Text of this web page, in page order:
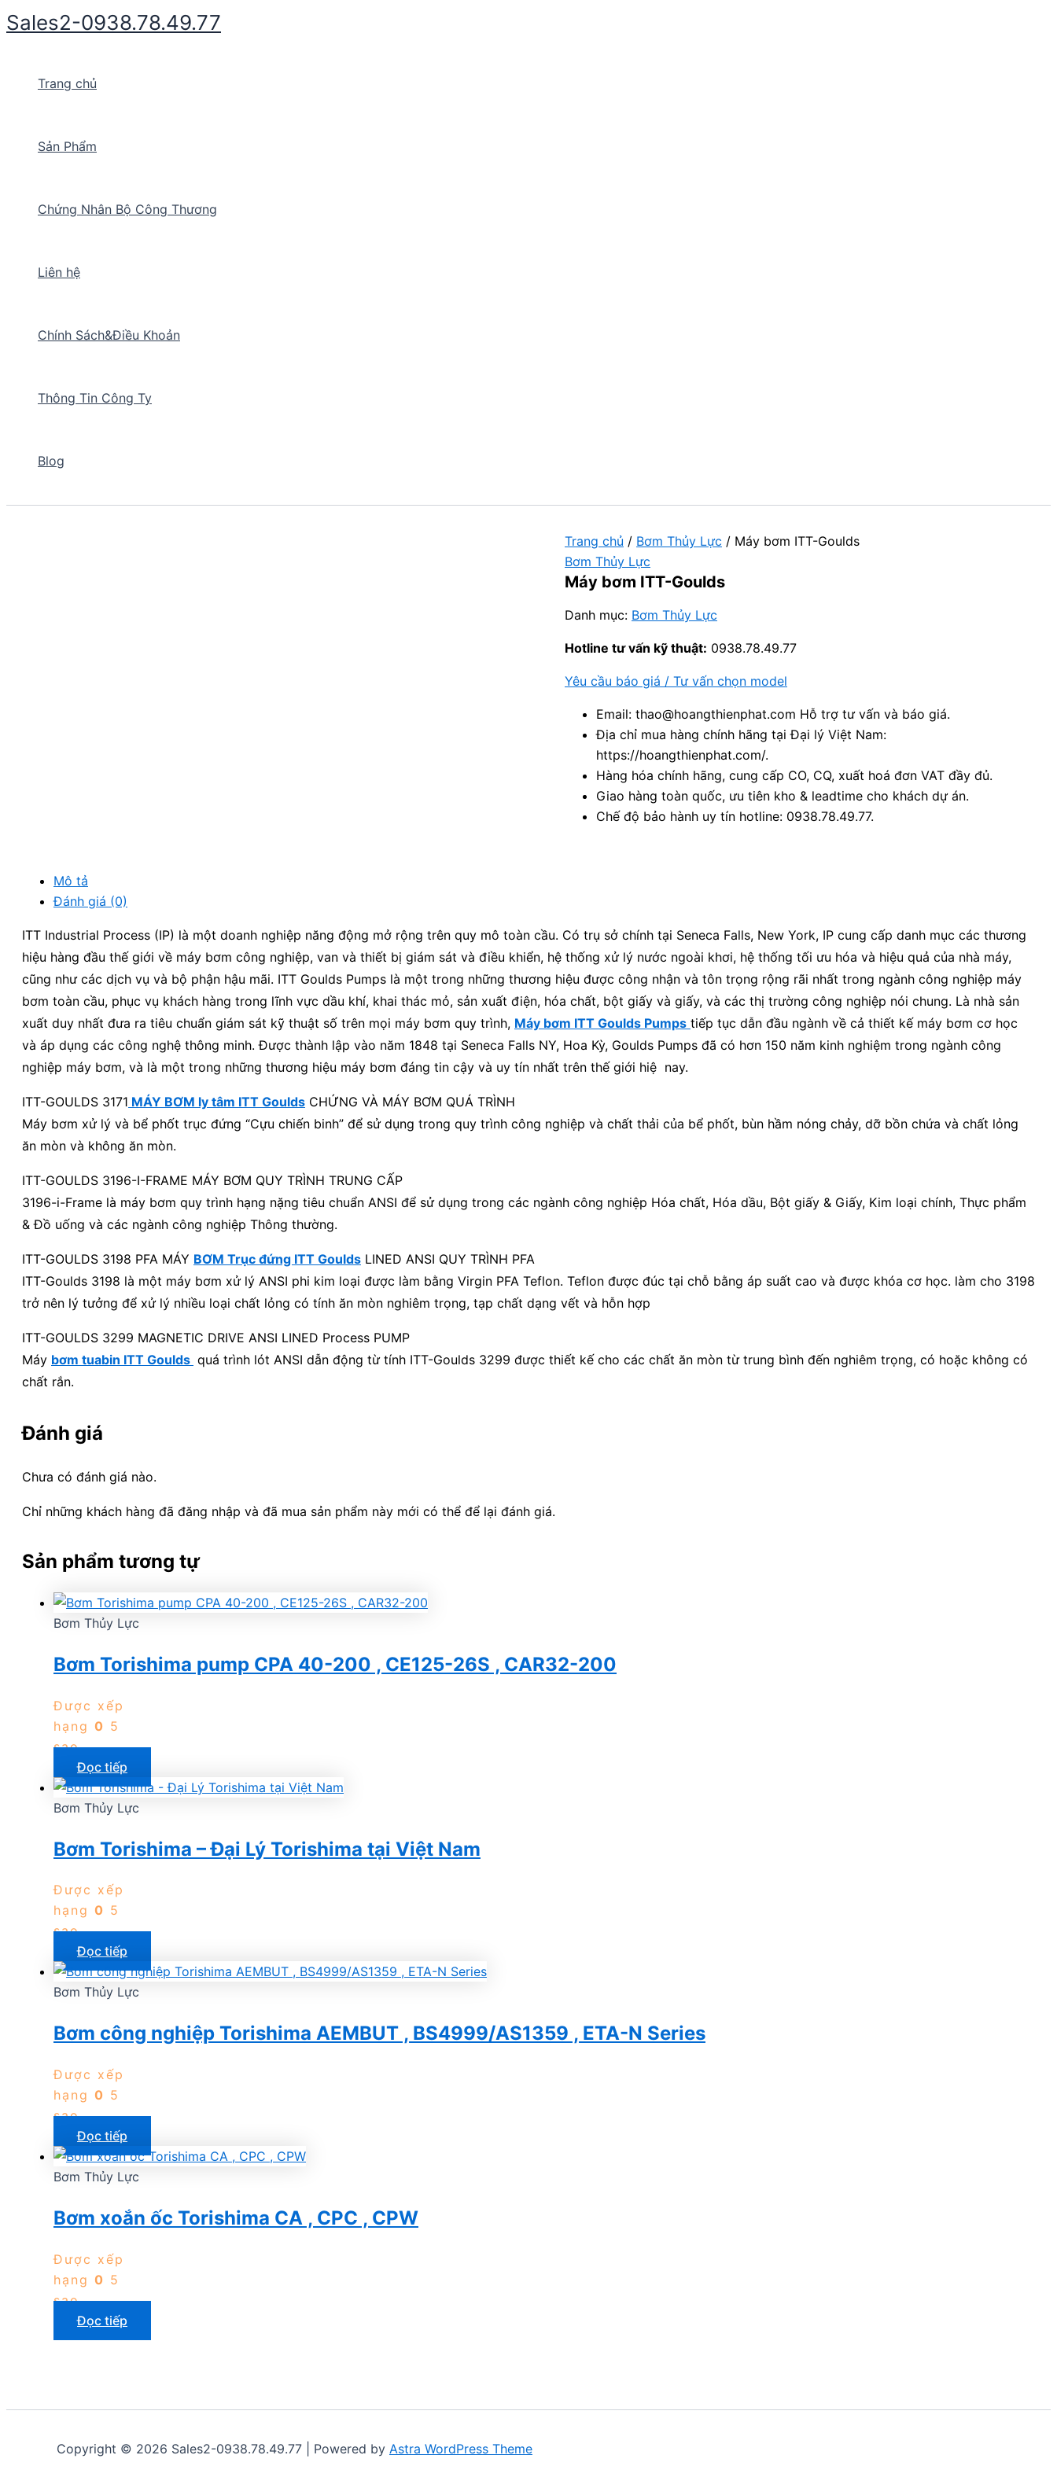
Nhảy
tới
Sales2-0938.78.49.77
Trang chủ
Sản Phẩm
Chứng Nhân Bộ Công Thương
Liên hệ
Chính Sách&Điều Khoản
Thông Tin Công Ty
Blog
Trang chủ / Bơm Thủy Lực / Máy bơm ITT-Goulds
Bơm Thủy Lực
Máy bơm ITT-Goulds
Danh mục: Bơm Thủy Lực
Hotline tư vấn kỹ thuật: 0938.78.49.77
Yêu cầu báo giá / Tư vấn chọn model
Email: thao@hoangthienphat.com Hỗ trợ tư vấn và báo giá.
Địa chỉ mua hàng chính hãng tại Đại lý Việt Nam:
https://hoangthienphat.com/.
Hàng hóa chính hãng, cung cấp CO, CQ, xuất hoá đơn VAT đầy đủ.
Giao hàng toàn quốc, ưu tiên kho & leadtime cho khách dự án.
Chế độ bảo hành uy tín hotline: 0938.78.49.77.
Mô tả
Đánh giá (0)
ITT Industrial Process (IP) là một doanh nghiệp năng động mở rộng trên quy mô toàn cầu. Có trụ sở chính tại Seneca Falls, New York, IP cung cấp danh mục các thương
hiệu hàng đầu thế giới về máy bơm công nghiệp, van và thiết bị giám sát và điều khiển, hệ thống xử lý nước ngoài khơi, hệ thống tối ưu hóa và hiệu quả của nhà máy,
cũng như các dịch vụ và bộ phận hậu mãi. ITT Goulds Pumps là một trong những thương hiệu được công nhận và tôn trọng rộng rãi nhất trong ngành công nghiệp máy
bơm toàn cầu, phục vụ khách hàng trong lĩnh vực dầu khí, khai thác mỏ, sản xuất điện, hóa chất, bột giấy và giấy, và các thị trường công nghiệp nói chung. Là nhà sản
xuất duy nhất đưa ra tiêu chuẩn giám sát kỹ thuật số trên mọi máy bơm quy trình, Máy bơm ITT Goulds Pumps tiếp tục dẫn đầu ngành về cả thiết kế máy bơm cơ học
và áp dụng các công nghệ thông minh. Được thành lập vào năm 1848 tại Seneca Falls NY, Hoa Kỳ, Goulds Pumps đã có hơn 150 năm kinh nghiệm trong ngành công
nghiệp máy bơm, và là một trong những thương hiệu máy bơm đáng tin cậy và uy tín nhất trên thế giới hiệ nay.
ITT-GOULDS 3171 MÁY BƠM ly tâm ITT Goulds CHỨNG VÀ MÁY BƠM QUÁ TRÌNH
Máy bơm xử lý và bể phốt trục đứng “Cựu chiến binh” để sử dụng trong quy trình công nghiệp và chất thải của bể phốt, bùn hầm nóng chảy, dỡ bồn chứa và chất lỏng
ăn mòn và không ăn mòn.
ITT-GOULDS 3196-I-FRAME MÁY BƠM QUY TRÌNH TRUNG CẤP
3196-i-Frame là máy bơm quy trình hạng nặng tiêu chuẩn ANSI để sử dụng trong các ngành công nghiệp Hóa chất, Hóa dầu, Bột giấy & Giấy, Kim loại chính, Thực phẩm
& Đồ uống và các ngành công nghiệp Thông thường.
ITT-GOULDS 3198 PFA MÁY BƠM Trục đứng ITT Goulds LINED ANSI QUY TRÌNH PFA
ITT-Goulds 3198 là một máy bơm xử lý ANSI phi kim loại được làm bằng Virgin PFA Teflon. Teflon được đúc tại chỗ bằng áp suất cao và được khóa cơ học. làm cho 3198
trở nên lý tưởng để xử lý nhiều loại chất lỏng có tính ăn mòn nghiêm trọng, tạp chất dạng vết và hỗn hợp
ITT-GOULDS 3299 MAGNETIC DRIVE ANSI LINED Process PUMP
Máy bơm tuabin ITT Goulds quá trình lót ANSI dẫn động từ tính ITT-Goulds 3299 được thiết kế cho các chất ăn mòn từ trung bình đến nghiêm trọng, có hoặc không có
chất rắn.
Đánh giá
Chưa có đánh giá nào.
Chỉ những khách hàng đã đăng nhập và đã mua sản phẩm này mới có thể để lại đánh giá.
Sản phẩm tương tự
Bơm Thủy Lực
Bơm Torishima pump CPA 40-200 , CE125-26S , CAR32-200
Được xếp
hạng 0 5
sao
Đọc tiếp
Bơm Thủy Lực
Bơm Torishima – Đại Lý Torishima tại Việt Nam
Được xếp
hạng 0 5
sao
Đọc tiếp
Bơm Thủy Lực
Bơm công nghiệp Torishima AEMBUT , BS4999/AS1359 , ETA-N Series
Được xếp
hạng 0 5
sao
Đọc tiếp
Bơm Thủy Lực
Bơm xoắn ốc Torishima CA , CPC , CPW
Được xếp
hạng 0 5
sao
Đọc tiếp
Copyright © 2026 Sales2-0938.78.49.77 | Powered by Astra WordPress Theme